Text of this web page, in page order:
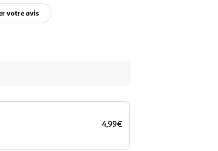
votre avis
4,99€